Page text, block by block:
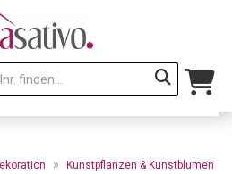
» Kunstpflanzen & Kunstblumen